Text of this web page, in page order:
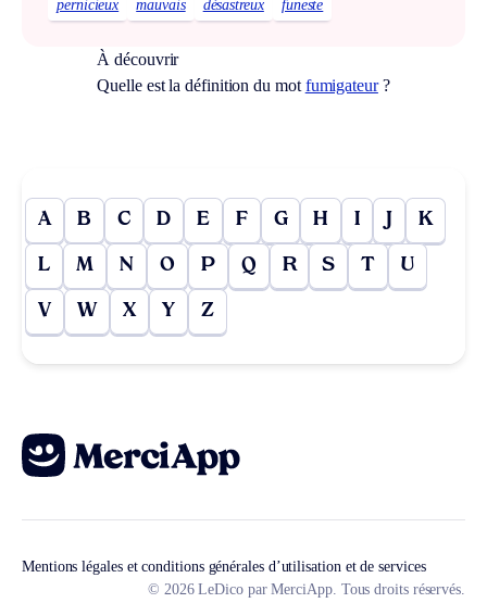
pernicieux
mauvais désastreux funeste
À découvrir
Quelle est la définition du mot fumigateur?
A B C D E F G H I J K
L M N O P Q R S T U
V W X Y Z
Mentions légales et conditions générales d’utilisation et de services
© 2026 LeDico par MerciApp. Tous droits réservés.